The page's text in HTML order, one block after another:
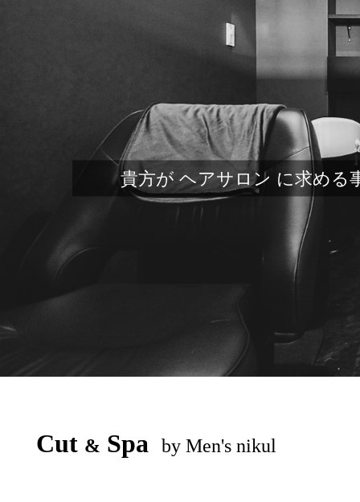
貴方が ヘアサロン に求める
Cut & Spa by Men's nikul